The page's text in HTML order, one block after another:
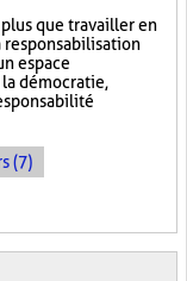
que travailler en
responsabilisation
espace
démocratie,
(7)